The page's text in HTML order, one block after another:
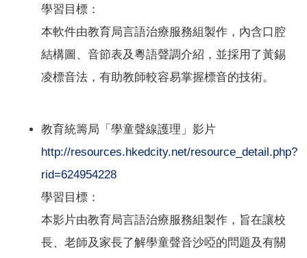
學習目標：
本軟件由教育局言語治療服務組製作，內含口腔
結構圖、音節表及粵語聲調介紹，並採用了黃錫
凌標音法，有助教師較容易掌握標音的技術。
教育統籌局「學童聲線護理」影片
http://resources.hkedcity.net/resource_detail.php?
rid=624954228
學習目標：
本影片由教育局言語治療服務組製作，旨在讓校
長、老師及家長了解學童聲音沙啞的問題及有關